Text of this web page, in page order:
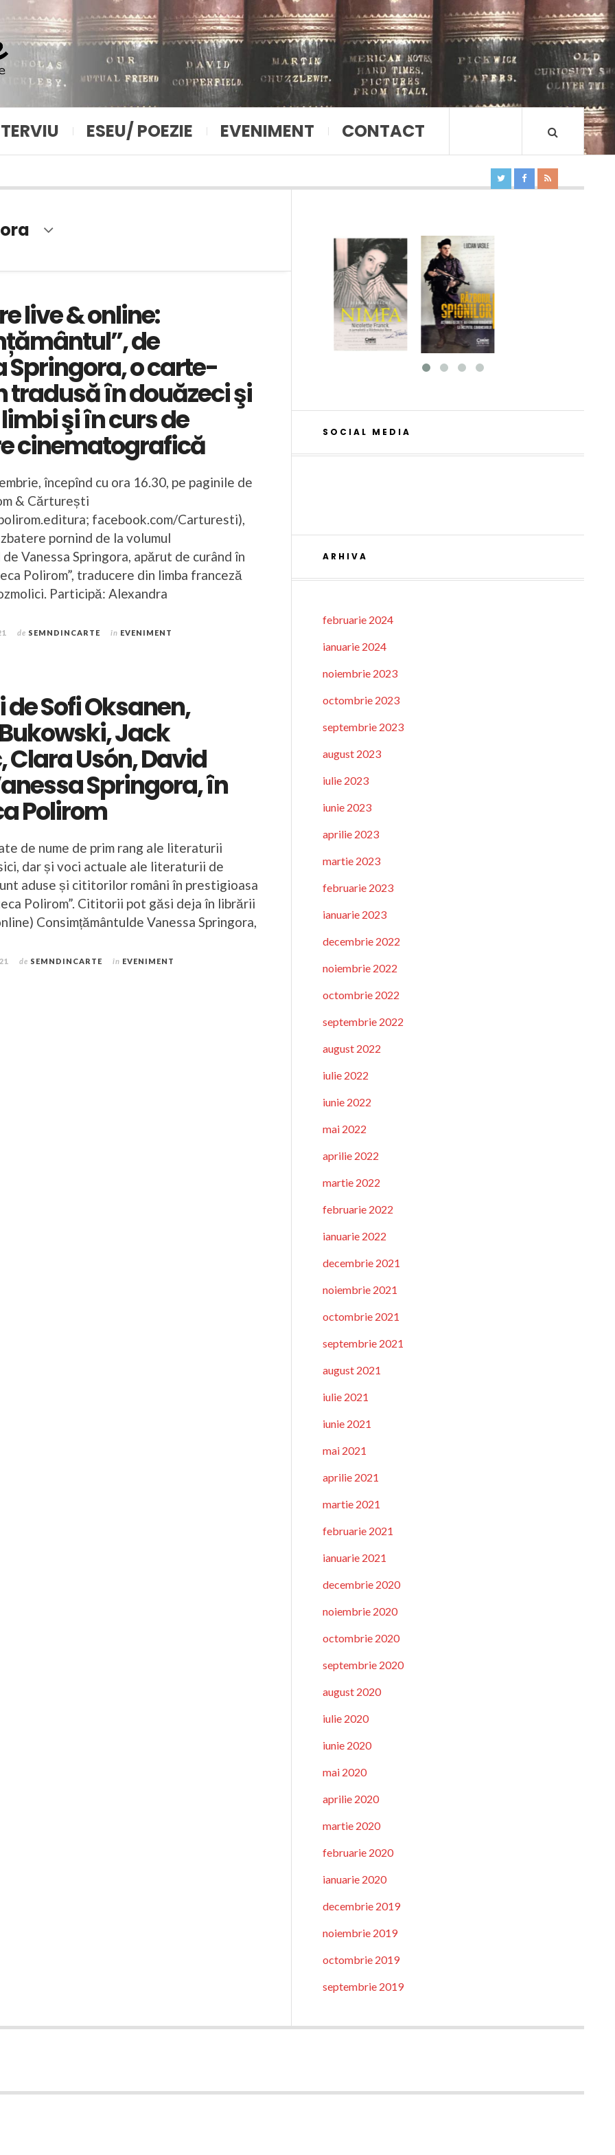
ESEU/ POEZIE EVENIMENT CONTACT
live & online:
de
Springora, o carte-
tradusă în douăzeci şi
şi în curs de
cinematografică
începînd cu ora 16.30, pe paginile de
& Cărturești
facebook.com/Carturesti),
pornind de la volumul
Vanessa Springora, apărut de curând în
Polirom”, traducere din limba franceză
Participă: Alexandra
de SEMNDINCARTE în EVENIMENT
Sofi Oksanen,
Jack
Clara Usón, David
Springora, în
Polirom
de nume de prim rang ale literaturii
dar și voci actuale ale literaturii de
aduse și cititorilor români în prestigioasa
Polirom”. Cititorii pot găsi deja în librării
Consimțământulde Vanessa Springora,
de SEMNDINCARTE în EVENIMENT
SOCIAL MEDIA
ARHIVA
februarie 2024
ianuarie 2024
noiembrie 2023
octombrie 2023
septembrie 2023
august 2023
iulie 2023
iunie 2023
aprilie 2023
martie 2023
februarie 2023
ianuarie 2023
decembrie 2022
noiembrie 2022
octombrie 2022
septembrie 2022
august 2022
iulie 2022
iunie 2022
mai 2022
aprilie 2022
martie 2022
februarie 2022
ianuarie 2022
decembrie 2021
noiembrie 2021
octombrie 2021
septembrie 2021
august 2021
iulie 2021
iunie 2021
mai 2021
aprilie 2021
martie 2021
februarie 2021
ianuarie 2021
decembrie 2020
noiembrie 2020
octombrie 2020
septembrie 2020
august 2020
iulie 2020
iunie 2020
mai 2020
aprilie 2020
martie 2020
februarie 2020
ianuarie 2020
decembrie 2019
noiembrie 2019
octombrie 2019
septembrie 2019